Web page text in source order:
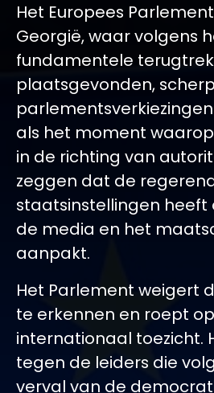
Het Europees
Georgië, waar volgens
fundamentele
plaatsgevonden,
als het moment
in de richting van
zeggen dat de
staatsinstellingen
de media en het
aanpakt.
Het Parlement weigert
te erkennen en roept
internationaal toezicht.
tegen de leiders die
verval van de